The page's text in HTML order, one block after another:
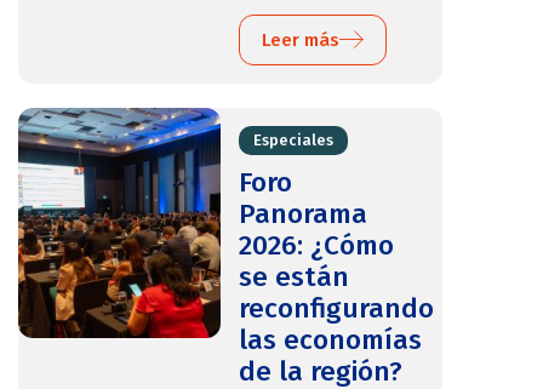
Leer más
Especiales
Foro
Panorama
2026: ¿Cómo
se están
reconfigurando
las economías
de la región?